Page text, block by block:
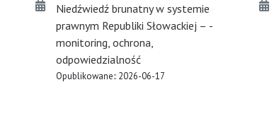
Niedźwiedź brunatny w systemie
prawnym Republiki Słowackiej – ­
monitoring, ochrona,
odpowiedzialność
Opublikowane:: 2026-06-17